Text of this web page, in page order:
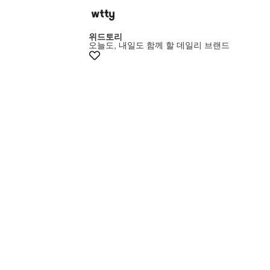
위드토리
오늘도, 내일도 함께 할 데일리 브랜드